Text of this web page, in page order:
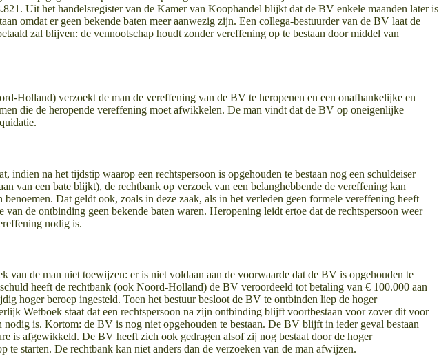
Uit het handelsregister van de Kamer van Koophandel blijkt dat de BV enkele maanden later is
omdat er geen bekende baten meer aanwezig zijn. Een collega-bestuurder van de BV laat de
zal blijven: de vennootschap houdt zonder vereffening op te bestaan door middel van
Holland) verzoekt de man de vereffening van de BV te heropenen en een onafhankelijke en
die de heropende vereffening moet afwikkelen. De man vindt dat de BV op oneigenlijke
indien na het tijdstip waarop een rechtspersoon is opgehouden te bestaan nog een schuldeiser
van een bate blijkt), de rechtbank op verzoek van een belanghebbende de vereffening kan
benoemen. Dat geldt ook, zoals in deze zaak, als in het verleden geen formele vereffening heeft
van de ontbinding geen bekende baten waren. Heropening leidt ertoe dat de rechtspersoon weer
nodig is.
van de man niet toewijzen: er is niet voldaan aan de voorwaarde dat de BV is opgehouden te
heeft de rechtbank (ook Noord-Holland) de BV veroordeeld tot betaling van € 100.000 aan
hoger beroep ingesteld. Toen het bestuur besloot de BV te ontbinden liep de hoger
Wetboek staat dat een rechtspersoon na zijn ontbinding blijft voortbestaan voor zover dit voor
is. Kortom: de BV is nog niet opgehouden te bestaan. De BV blijft in ieder geval bestaan
is afgewikkeld. De BV heeft zich ook gedragen alsof zij nog bestaat door de hoger
te starten. De rechtbank kan niet anders dan de verzoeken van de man afwijzen.